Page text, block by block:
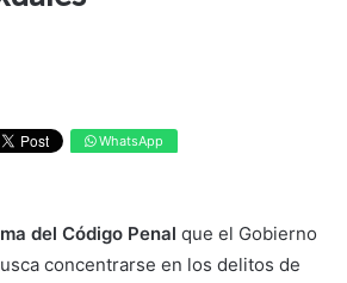
WhatsApp
del Código Penal que el Gobierno
concentrarse en los delitos de